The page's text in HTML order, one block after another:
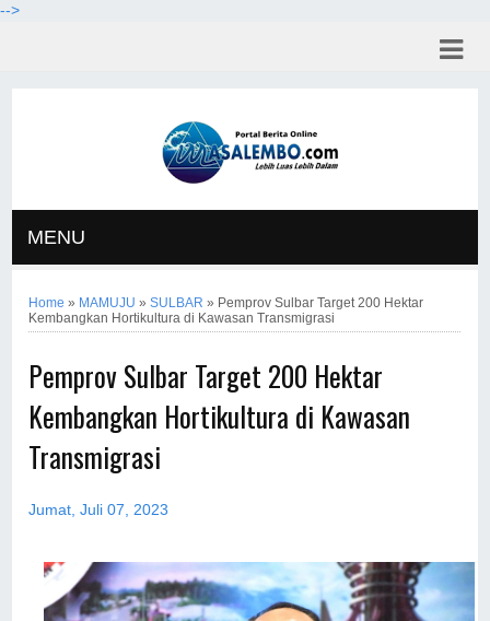
-->
MENU
Home » MAMUJU »SULBAR » Pemprov Sulbar Target 200 Hektar
Kembangkan Hortikultura di Kawasan Transmigrasi
Pemprov Sulbar Target 200 Hektar
Kembangkan Hortikultura di Kawasan
Transmigrasi
Jumat, Juli 07, 2023